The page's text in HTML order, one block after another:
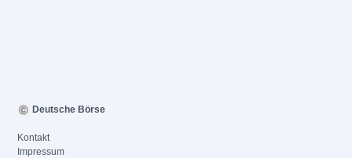
Deutsche Börse
Kontakt
Impressum